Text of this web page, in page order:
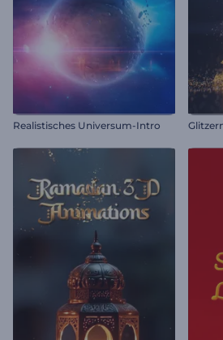
Realistisches Universum-Intro